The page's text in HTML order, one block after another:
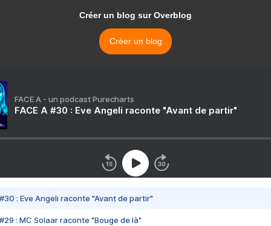
Créer un blog sur Overblog
Créer un blog
FACE A - un podcast Purecharts
FACE A #30 : Eve Angeli raconte "Avant de partir"
#30 : Eve Angeli raconte "Avant de partir"
#29 : MC Solaar raconte "Bouge de là"